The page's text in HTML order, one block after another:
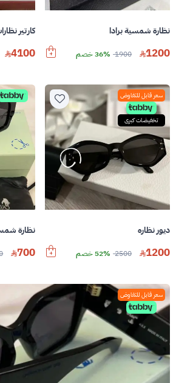
نظارة شمسية برادا
1200
1900 36% خصم
كارتير
4100
سعر قابل للتفاوض
تخفيضات كبرى
ديور نظاره
1200
2500 52% خصم
نظارة
700
سعر قابل للتفاوض